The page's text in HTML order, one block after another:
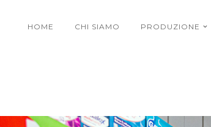
HOME CHI SIAMO PRODUZIONE